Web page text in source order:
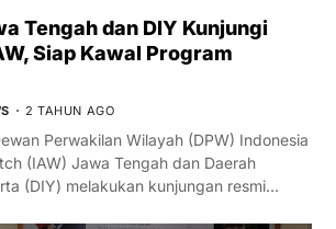
Tengah dan DIY Kunjungi
Siap Kawal Program
2 TAHUN AGO
Perwakilan Wilayah (DPW) Indonesia
(IAW) Jawa Tengah dan Daerah
(DIY) melakukan kunjungan resmi…